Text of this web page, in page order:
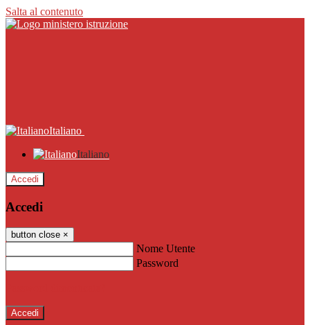
Salta al contenuto
Italiano
Italiano
Accedi
Accedi
button close ×
Nome Utente
Password